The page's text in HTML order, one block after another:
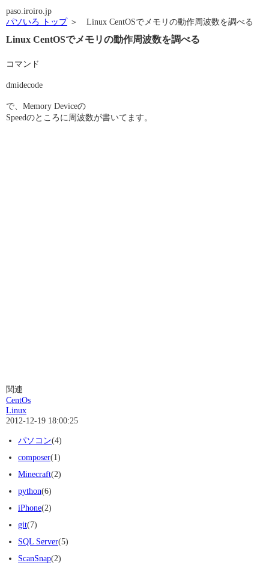
paso.iroiro.jp
パソいろ トップ＞ Linux CentOSでメモリの動作周波数を調べる
Linux CentOSでメモリの動作周波数を調べる
コマンド
dmidecode
で、Memory Deviceの
Speedのところに周波数が書いてます。
関連
CentOs
Linux
2012-12-19 18:00:25
パソコン(4)
composer(1)
Minecraft(2)
python(6)
iPhone(2)
git(7)
SQL Server(5)
ScanSnap(2)